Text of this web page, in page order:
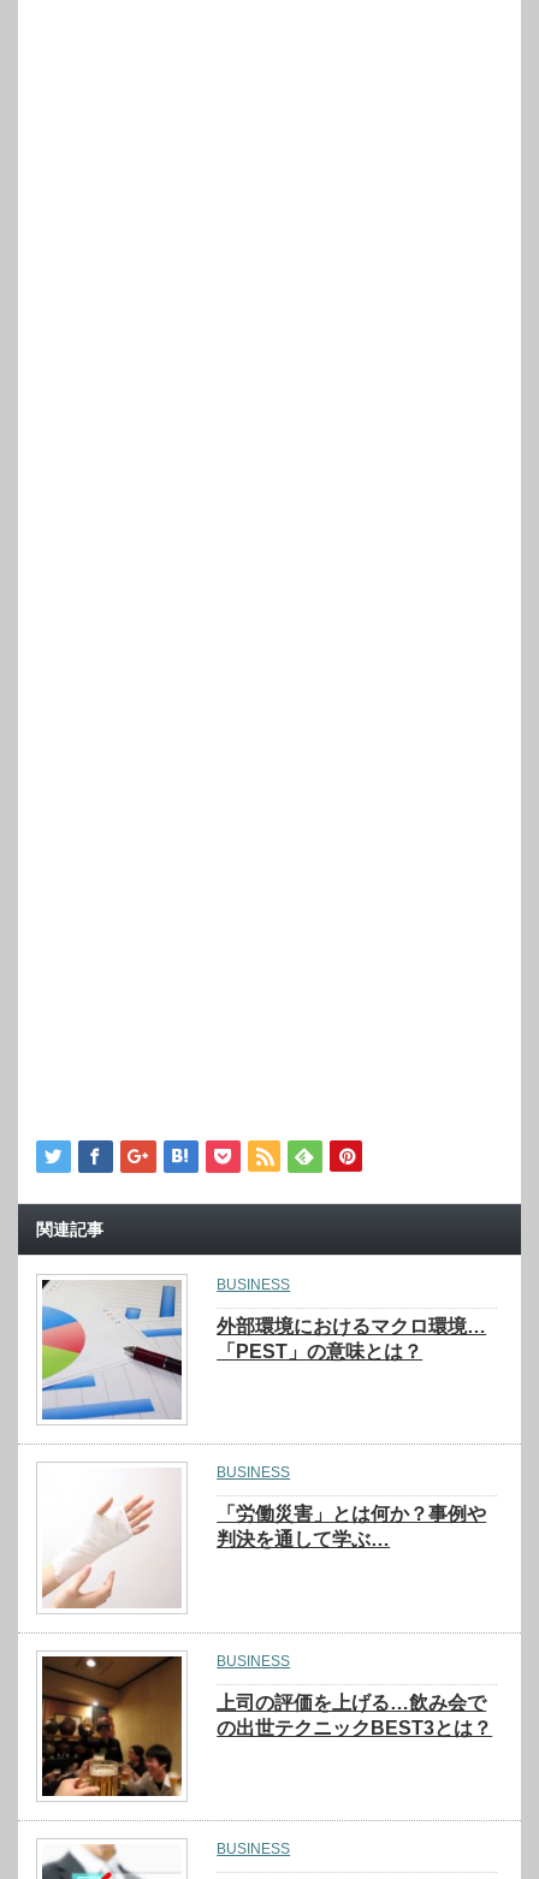
関連記事
BUSINESS
外部環境におけるマクロ環境…
「PEST」の意味とは？
BUSINESS
「労働災害」とは何か？事例や
判決を通して学ぶ…
BUSINESS
上司の評価を上げる…飲み会で
の出世テクニックBEST3とは？
BUSINESS